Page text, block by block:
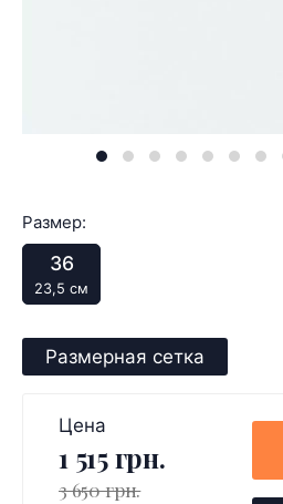
Размер:
36
23,5 см
Размерная сетка
Цена
1 515 грн.
3 650 грн.